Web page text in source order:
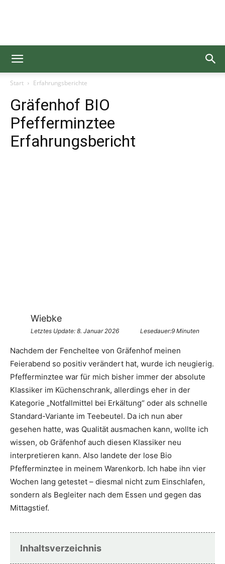
Gesundgelesen
Start Erfahrungsberichte
Gräfenhof BIO
Pfefferminztee
Erfahrungsbericht
Wiebke
Letztes Update:8. Januar 2026 Lesedauer:9 Minuten
Nachdem der Fencheltee von Gräfenhof meinen
Feierabend so positiv verändert hat, wurde ich neugierig.
Pfefferminztee war für mich bisher immer der absolute
Klassiker im Küchenschrank, allerdings eher in der
Kategorie „Notfallmittel bei Erkältung“ oder als schnelle
Standard-Variante im Teebeutel. Da ich nun aber
gesehen hatte, was Qualität ausmachen kann, wollte ich
wissen, ob Gräfenhof auch diesen Klassiker neu
interpretieren kann. Also landete der lose Bio
Pfefferminztee in meinem Warenkorb. Ich habe ihn vier
Wochen lang getestet – diesmal nicht zum Einschlafen,
sondern als Begleiter nach dem Essen und gegen das
Mittagstief.
Inhaltsverzeichnis